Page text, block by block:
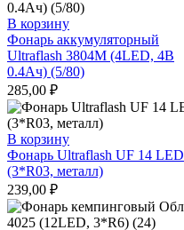
В корзину
Фонарь аккумуляторный
Ultraflash 3804М (4LED, 4В
0.4Ач) (5/80)
285,00 ₽
В корзину
Фонарь Ultraflash UF 14 LED
(3*R03, металл)
239,00 ₽